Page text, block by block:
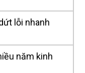
lỗi nhanh
năm kinh